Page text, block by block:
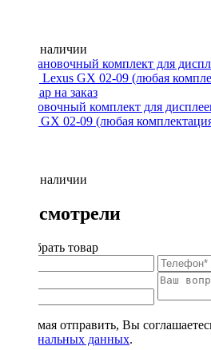
Нет в наличии
Установочный комплект для
Lexus GX 02-09 (любая
Нет в наличии
Вы смотрели
Подобрать товар
Нажимая отправить, Вы
персональных данных.